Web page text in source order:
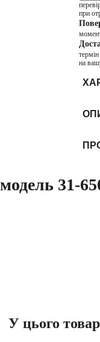
при
на
31-
У цього